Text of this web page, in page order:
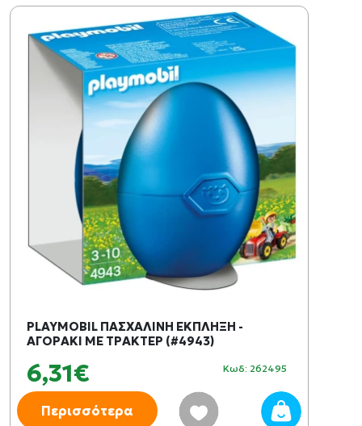
PLAYMOBIL ΠΑΣΧΑΛΙΝΗ ΕΚΠΛΗΞΗ -
ΑΓΟΡΑΚΙ ΜΕ ΤΡΑΚΤΕΡ (#4943)
6,31€ Κωδ: 262495
Περισσότερα